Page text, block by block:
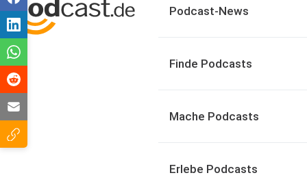
Podcast-News
Finde Podcasts
Mache Podcasts
Erlebe Podcasts